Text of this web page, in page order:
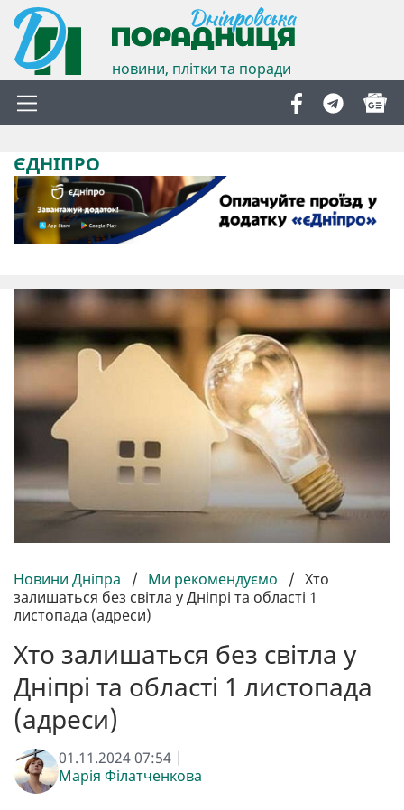
новини, плітки та поради
ЄДНІПРО
Новини Дніпра / Ми рекомендуємо / Хто
залишаться без світла у Дніпрі та області 1
листопада (адреси)
Хто залишаться без світла у
Дніпрі та області 1 листопада
(адреси)
01.11.2024 07:54 |
Марія Філатченкова